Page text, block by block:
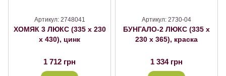
Артикул: 2748041
ХОМЯК 3 ЛЮКС (335 х 230
х 430), цинк
1 712 грн
Артикул: 2730-04
БУНГАЛО-2 ЛЮКС (335 х
230 х 365), краска
1 334 грн